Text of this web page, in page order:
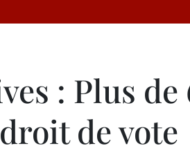
: Plus
de vote